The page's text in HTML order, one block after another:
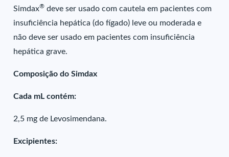
Simdax® deve ser usado com cautela em pacientes com
insuficiência hepática (do fígado) leve ou moderada e
não deve ser usado em pacientes com insuficiência
hepática grave.
Composição do Simdax
Cada mL contém:
2,5 mg de Levosimendana.
Excipientes: